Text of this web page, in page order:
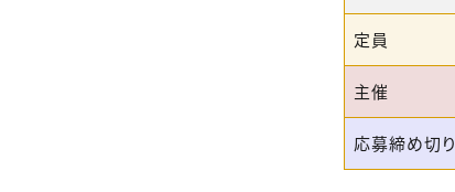
定員
主催
応募締め切り